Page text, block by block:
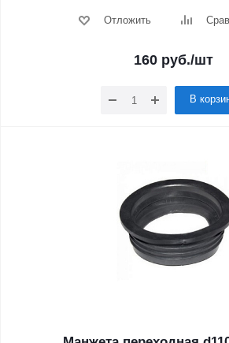
Отложить
160 руб./шт
В